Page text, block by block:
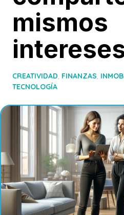
mismos
CREATIVIDAD, FINANZAS,
TECNOLOGÍA